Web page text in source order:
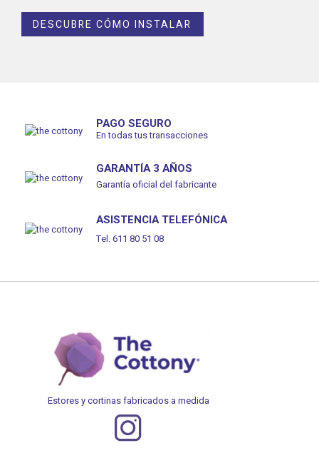
DESCUBRE CÓMO INSTALAR
PAGO SEGURO
En todas tus transacciones
GARANTÍA 3 AÑOS
Garantía oficial del fabricante
ASISTENCIA TELEFÓNICA
Tel. 611 80 51 08
Estores y cortinas fabricados a medida